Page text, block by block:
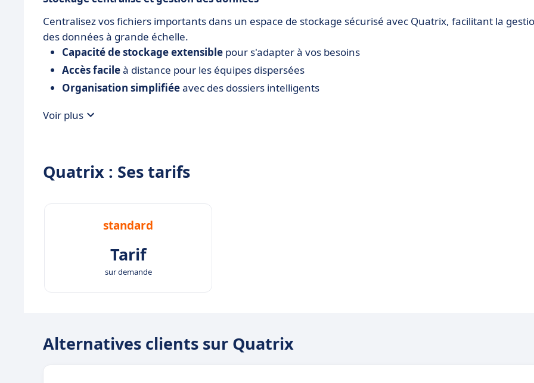
Centralisez vos fichiers importants dans un espace de stockage sécurisé avec Quatrix, facilitant la
des données à grande échelle.
Capacité de stockage extensible pour s'adapter à vos besoins
Accès facileà distance pour les équipes dispersées
Organisation simplifiéeavec des dossiers intelligents
Voir plus
Quatrix : Ses tarifs
standard
Tarif
sur demande
Alternatives clients sur Quatrix